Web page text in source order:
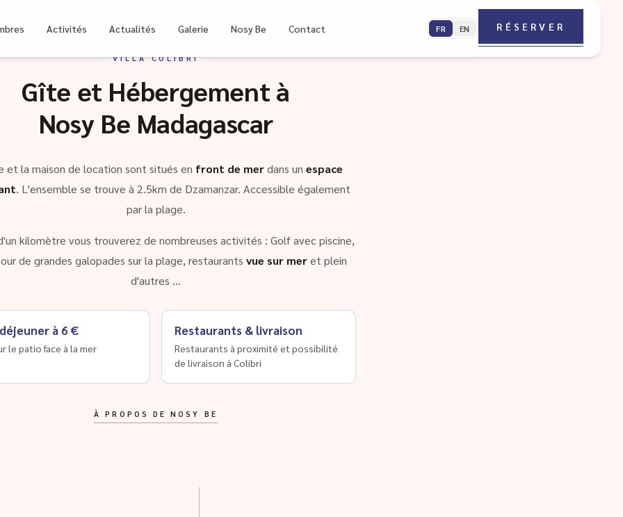
Activités Actualités Galerie Nosy Be Contact FR EN RÉSERVER
VILLA COLIBRI
Gîte et Hébergement à
Nosy Be Madagascar
et la maison de location sont situés en front de merdans un espace
. L'ensemble se trouve à 2.5km de Dzamanzar. Accessible également
par la plage.
kilomètre vous trouverez de nombreuses activités : Golf avec piscine,
de grandes galopades sur la plage, restaurants vue sur meret plein
d'autres …
à 6 €
le patio face à la mer
Restaurants & livraison
Restaurants à proximité et possibilité
de livraison à Colibri
À PROPOS DE NOSY BE